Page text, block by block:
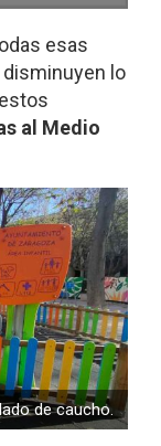
esas
lo
al Medio
de caucho.